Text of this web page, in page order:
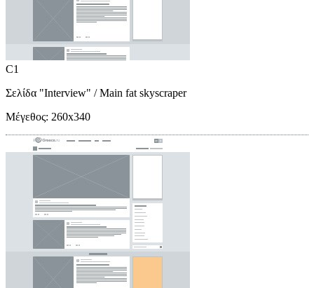
C1
Σελίδα "Interview" / Main fat skyscraper
Μέγεθος: 260x340